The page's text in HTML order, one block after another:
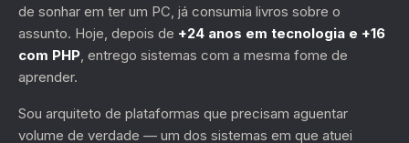
de sonhar em ter um PC, já consumia livros sobre o
assunto. Hoje, depois de +24 anos em tecnologia e +16
com PHP , entrego sistemas com a mesma fome de
aprender.
Sou arquiteto de plataformas que precisam aguentar
volume de verdade — um dos sistemas em que atuei